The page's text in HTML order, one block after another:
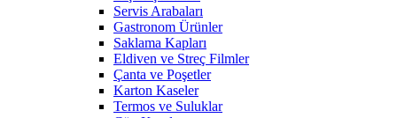
Servis Arabaları
Gastronom Ürünler
Saklama Kapları
Eldiven ve Streç Filmler
Çanta ve Poşetler
Karton Kaseler
Termos ve Suluklar